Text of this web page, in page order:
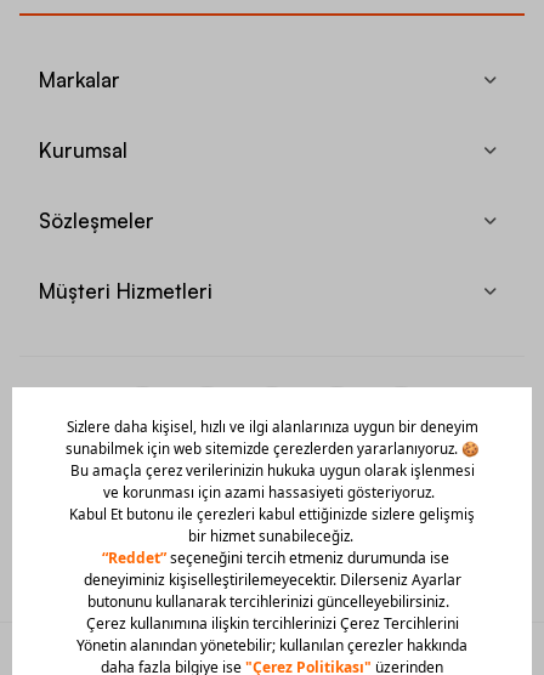
Markalar
Kurumsal
Sözleşmeler
Müşteri Hizmetleri
Mobil Uygulamamızı Hemen İndir!